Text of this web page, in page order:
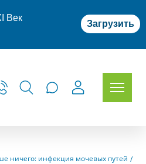
Век
Загрузить
ничего: инфекция мочевых путей